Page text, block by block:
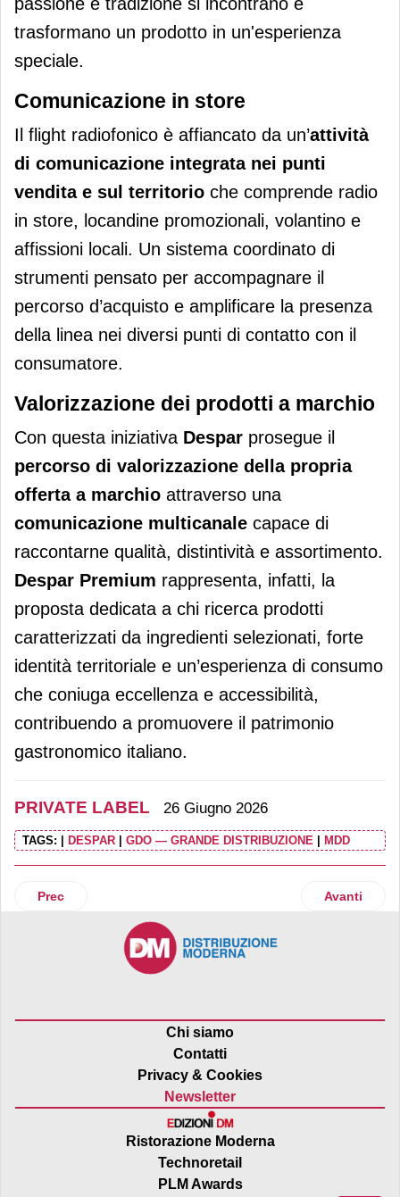
trasformano un prodotto in un'esperienza
speciale.
Comunicazione in store
Il flight radiofonico è affiancato da un’attività
di comunicazione integrata nei punti
vendita e sul territorio che comprende radio
in store, locandine promozionali, volantino e
affissioni locali. Un sistema coordinato di
strumenti pensato per accompagnare il
percorso d’acquisto e amplificare la presenza
della linea nei diversi punti di contatto con il
consumatore.
Valorizzazione dei prodotti a marchio
Con questa iniziativa Despar prosegue il
percorso di valorizzazione della propria
offerta a marchio attraverso una
comunicazione multicanale capace di
raccontarne qualità, distintività e assortimento.
Despar Premium rappresenta, infatti, la
proposta dedicata a chi ricerca prodotti
caratterizzati da ingredienti selezionati, forte
identità territoriale e un’esperienza di consumo
che coniuga eccellenza e accessibilità,
contribuendo a promuovere il patrimonio
gastronomico italiano.
PRIVATE LABEL 26 Giugno 2026
TAGS: DESPAR GDO — GRANDE DISTRIBUZIONE MDD
Articolo precedente: Il Gruppo Finiper Canova rilancia la
Prec Articolo
Avanti
Chi siamo
Contatti
Privacy & Cookies
Newsletter
Ristorazione Moderna
Technoretail
PLM Awards